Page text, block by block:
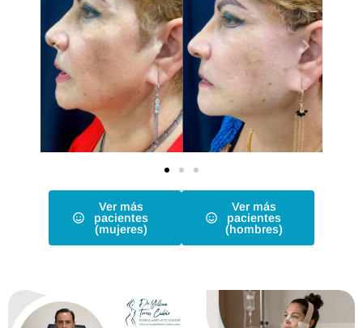
Ver más
pacientes
(mujeres)
Ver más
pacientes
(hombres)